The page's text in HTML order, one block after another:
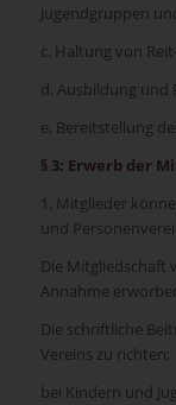
Jugendgruppen
c. Haltung von
d. Ausbildung und
e. Bereitstellung
§ 3: Erwerb der
1. Mitglieder
und
Die Mitgliedschaft
Annahme
Die schriftliche
Vereins zu richten;
bei Kindern und